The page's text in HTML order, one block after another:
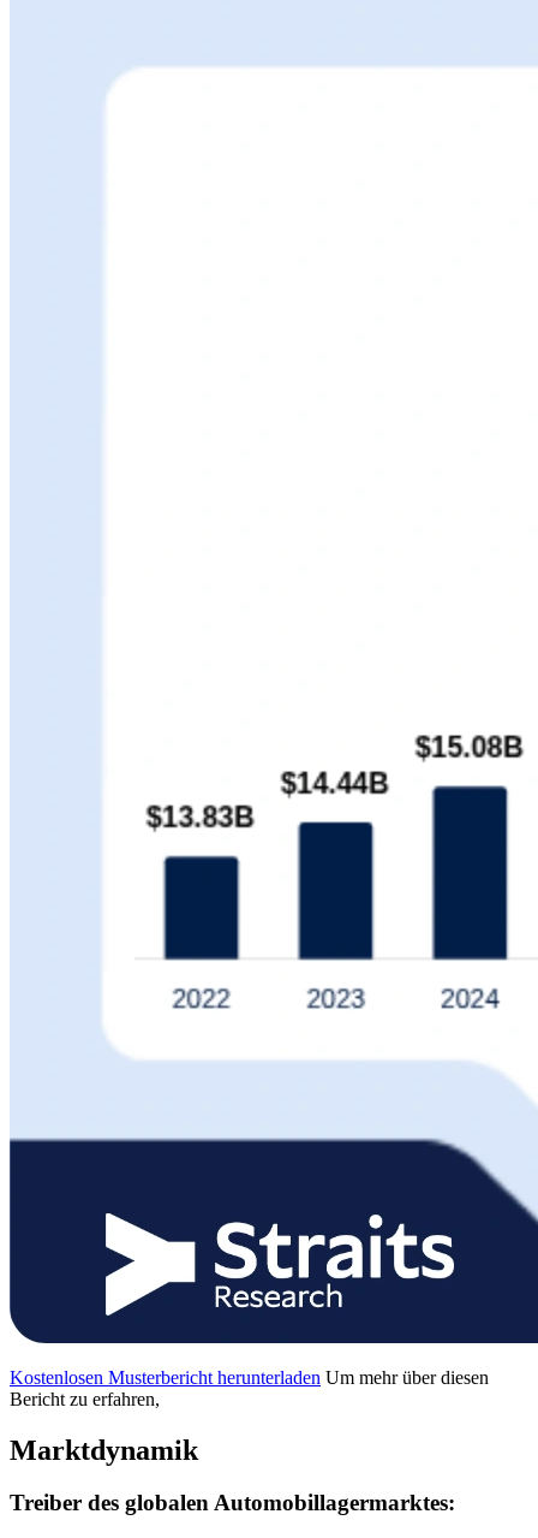
Kostenlosen Musterbericht herunterladen Um mehr über diesen
Bericht zu erfahren,
Marktdynamik
Treiber des globalen Automobillagermarktes: